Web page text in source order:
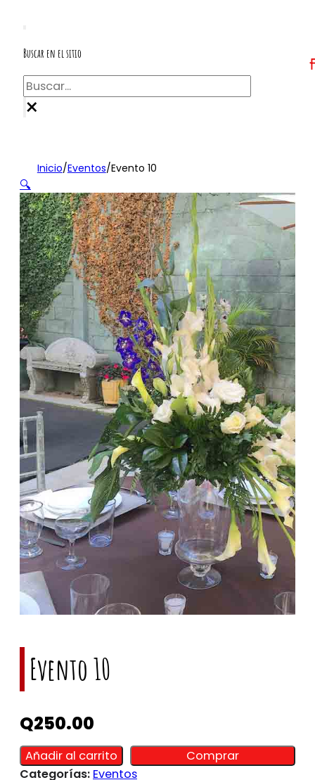
Buscar en el sitio
Buscar
×
Inicio/Eventos/Evento 10
🔍
Evento 10
Q250.00
Añadir al carrito Comprar
Alternative:
Alternative:
Categorías: Eventos